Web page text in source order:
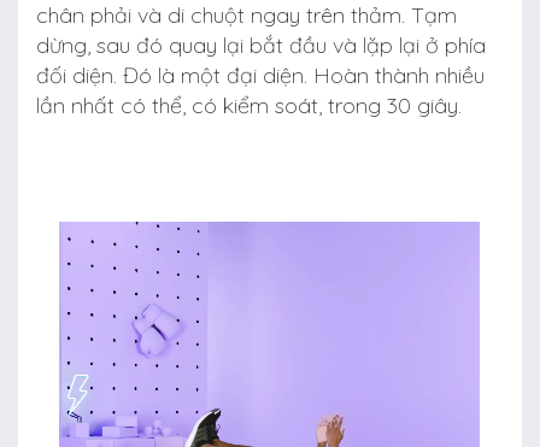
chân phải và di chuột ngay trên thảm. Tạm
dừng, sau đó quay lại bắt đầu và lặp lại ở phía
đối diện. Đó là một đại diện. Hoàn thành nhiều
lần nhất có thể, có kiểm soát, trong 30 giây.